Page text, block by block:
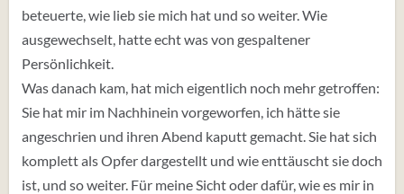
beteuerte, wie lieb sie mich hat und so weiter. Wie
ausgewechselt, hatte echt was von gespaltener
Persönlichkeit.
Was danach kam, hat mich eigentlich noch mehr getroffen:
Sie hat mir im Nachhinein vorgeworfen, ich hätte sie
angeschrien und ihren Abend kaputt gemacht. Sie hat sich
komplett als Opfer dargestellt und wie enttäuscht sie doch
ist, und so weiter. Für meine Sicht oder dafür, wie es mir in